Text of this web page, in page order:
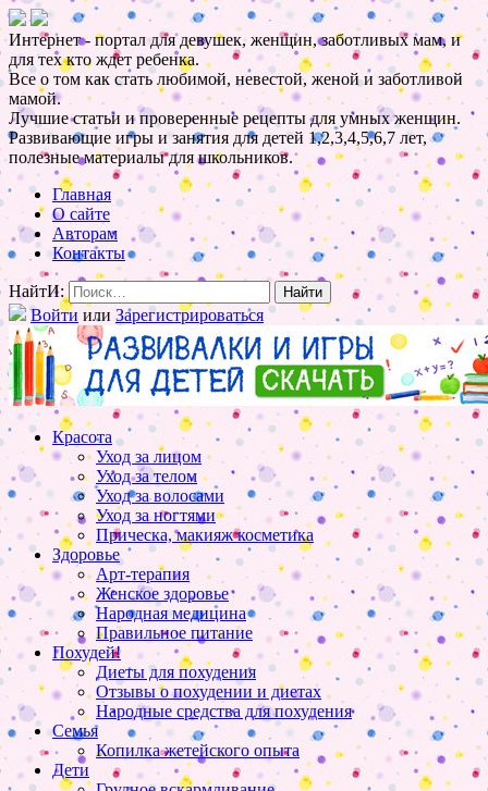
Интернет - портал для девушек, женщин, заботливых мам, и
для тех кто ждет ребенка.
Все о том как стать любимой, невестой, женой и заботливой
мамой.
Лучшие статьи и проверенные рецепты для умных женщин.
Развивающие игры и занятия для детей 1,2,3,4,5,6,7 лет,
полезные материалы для школьников.
Главная
О сайте
Авторам
Контакты
НайтИ:
Войти или Зарегистрироваться
Красота
Уход за лицом
Уход за телом
Уход за волосами
Уход за ногтями
Прическа, макияж косметика
Здоровье
Арт-терапия
Женское здоровье
Народная медицина
Правильное питание
Похудей!
Диеты для похудения
Отзывы о похудении и диетах
Народные средства для похудения
Семья
Копилка жетейского опыта
Дети